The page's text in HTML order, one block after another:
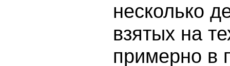
несколько
взятых на
примерно в